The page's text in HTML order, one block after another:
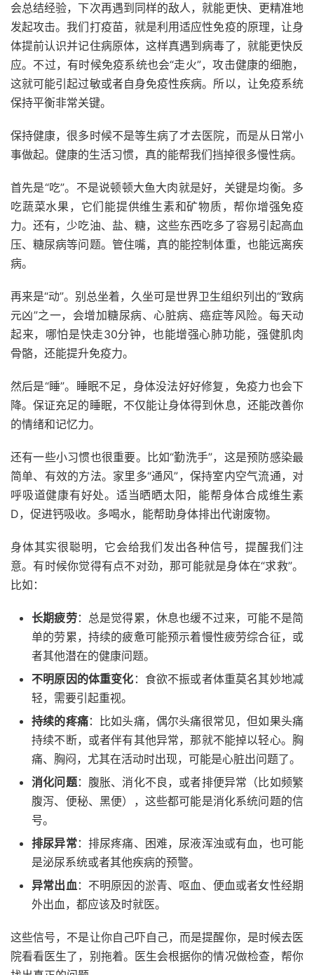
会总结经验，下次再遇到同样的敌人，就能更快、更精准地
发起攻击。我们打疫苗，就是利用适应性免疫的原理，让身
体提前认识并记住病原体，这样真遇到病毒了，就能更快反
应。不过，有时候免疫系统也会“走火”，攻击健康的细胞，
这就可能引起过敏或者自身免疫性疾病。所以，让免疫系统
保持平衡非常关键。
保持健康，很多时候不是等生病了才去医院，而是从日常小
事做起。健康的生活习惯，真的能帮我们挡掉很多慢性病。
首先是“吃”。不是说顿顿大鱼大肉就是好，关键是均衡。多
吃蔬菜水果，它们能提供维生素和矿物质，帮你增强免疫
力。还有，少吃油、盐、糖，这些东西吃多了容易引起高血
压、糖尿病等问题。管住嘴，真的能控制体重，也能远离疾
病。
再来是“动”。别总坐着，久坐可是世界卫生组织列出的“致病
元凶”之一，会增加糖尿病、心脏病、癌症等风险。每天动
起来，哪怕是快走30分钟，也能增强心肺功能，强健肌肉
骨骼，还能提升免疫力。
然后是“睡”。睡眠不足，身体没法好好修复，免疫力也会下
降。保证充足的睡眠，不仅能让身体得到休息，还能改善你
的情绪和记忆力。
还有一些小习惯也很重要。比如“勤洗手”，这是预防感染最
简单、有效的方法。家里多“通风”，保持室内空气流通，对
呼吸道健康有好处。适当晒晒太阳，能帮身体合成维生素
D，促进钙吸收。多喝水，能帮助身体排出代谢废物。
身体其实很聪明，它会给我们发出各种信号，提醒我们注
意。有时候你觉得有点不对劲，那可能就是身体在“求救”。
比如：
长期疲劳：总是觉得累，休息也缓不过来，可能不是简
单的劳累，持续的疲惫可能预示着慢性疲劳综合征，或
者其他潜在的健康问题。
不明原因的体重变化 ：食欲不振或者体重莫名其妙地减
轻，需要引起重视。
持续的疼痛：比如头痛，偶尔头痛很常见，但如果头痛
持续不断，或者伴有其他异常，那就不能掉以轻心。胸
痛、胸闷，尤其在活动时出现，可能是心脏出问题了。
消化问题：腹胀、消化不良，或者排便异常（比如频繁
腹泻、便秘、黑便），这些都可能是消化系统问题的信
号。
排尿异常：排尿疼痛、困难，尿液浑浊或有血，也可能
是泌尿系统或者其他疾病的预警。
异常出血：不明原因的淤青、呕血、便血或者女性经期
外出血，都应该及时就医。
这些信号，不是让你自己吓自己，而是提醒你，是时候去医
院看看医生了，别拖着。医生会根据你的情况做检查，帮你